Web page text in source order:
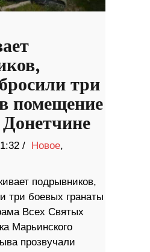
три
помещение
/ Новое,
подрывников,
три боевых гранаты
Всех Святых
Марьинского
прозвучали